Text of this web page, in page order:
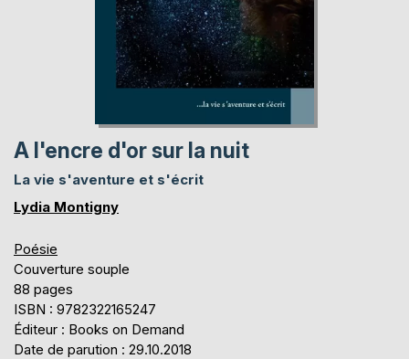
A l'encre d'or sur la nuit
La vie s'aventure et s'écrit
Lydia Montigny
Poésie
Couverture souple
88 pages
ISBN : 9782322165247
Éditeur : Books on Demand
Date de parution : 29.10.2018